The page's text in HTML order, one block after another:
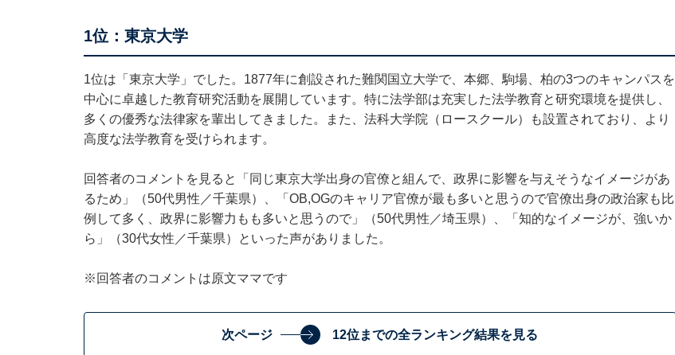
1位：東京大学
1位は「東京大学」でした。1877年に創設された難関国立大学で、本郷、駒場、柏の3つのキャンパスを
中心に卓越した教育研究活動を展開しています。特に法学部は充実した法学教育と研究環境を提供し、
多くの優秀な法律家を輩出してきました。また、法科大学院（ロースクール）も設置されており、より
高度な法学教育を受けられます。
回答者のコメントを見ると「同じ東京大学出身の官僚と組んで、政界に影響を与えそうなイメージがあ
るため」（50代男性／千葉県）、「OB,OGのキャリア官僚が最も多いと思うので官僚出身の政治家も比
例して多く、政界に影響力もも多いと思うので」（50代男性／埼玉県）、「知的なイメージが、強いか
ら」（30代女性／千葉県）といった声がありました。
※回答者のコメントは原文ママです
次ページ 12位までの全ランキング結果を見る